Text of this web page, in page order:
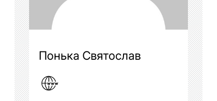
Понька Святослав